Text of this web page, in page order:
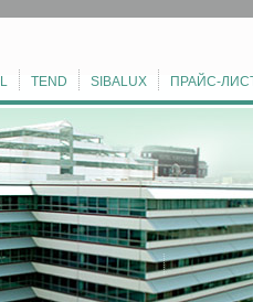
TEND SIBALUX ПРАЙС-